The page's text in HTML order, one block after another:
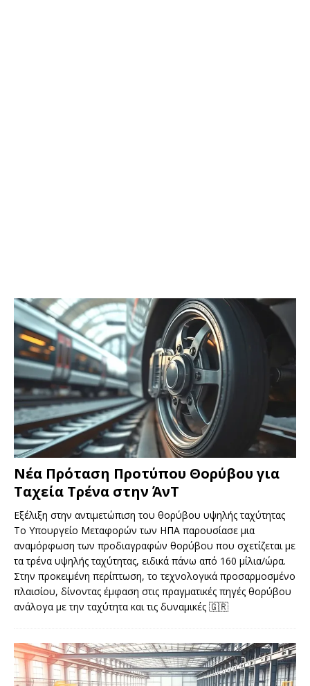
Νέα Πρόταση Προτύπου Θορύβου για
Ταχεία Τρένα στην ΆνΤ
Εξέλιξη στην αντιμετώπιση του θορύβου υψηλής ταχύτητας
Το Υπουργείο Μεταφορών των ΗΠΑ παρουσίασε μια
αναμόρφωση των προδιαγραφών θορύβου που σχετίζεται με
τα τρένα υψηλής ταχύτητας, ειδικά πάνω από 160 μίλια/ώρα.
Στην προκειμένη περίπτωση, το τεχνολογικά προσαρμοσμένο
πλαισίου, δίνοντας έμφαση στις πραγματικές πηγές θορύβου
ανάλογα με την ταχύτητα και τις δυναμικές 🇬🇷